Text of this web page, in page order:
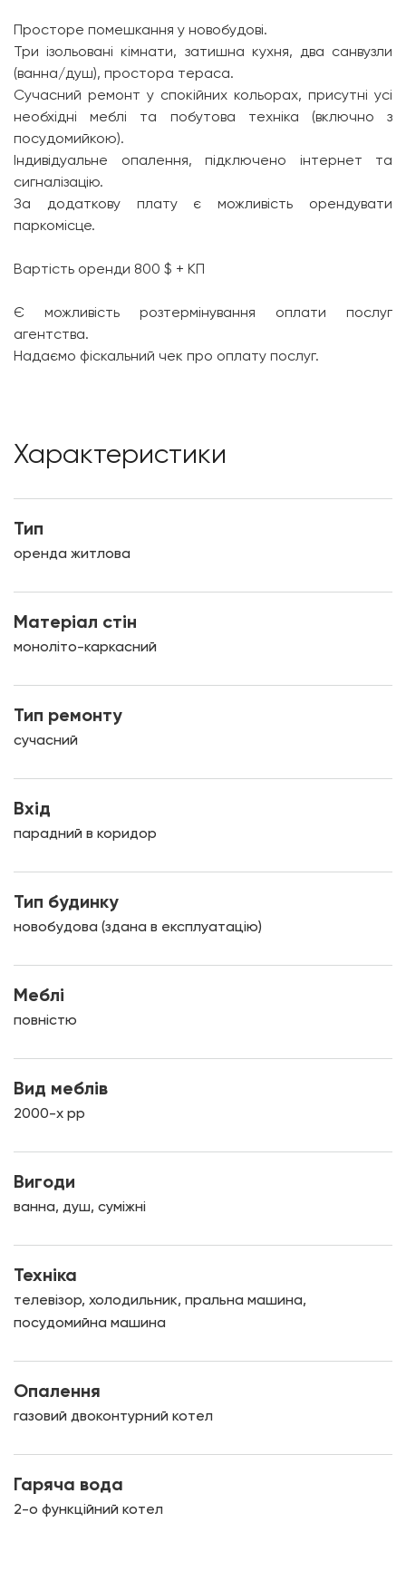
Просторе помешкання у новобудові.
Три ізольовані кімнати, затишна кухня, два санвузли
(ванна/душ), простора тераса.
Сучасний ремонт у спокійних кольорах, присутні усі
необхідні меблі та побутова техніка (включно з
посудомийкою).
Індивідуальне опалення, підключено інтернет та
сигналізацію.
За додаткову плату є можливість орендувати
паркомісце.
Вартість оренди 800 $ + КП
Є можливість розтермінування оплати послуг
агентства.
Надаємо фіскальний чек про оплату послуг.
Характеристики
Тип
оренда житлова
Матеріал стін
моноліто-каркасний
Тип ремонту
сучасний
Вхід
парадний в коридор
Тип будинку
новобудова (здана в експлуатацію)
Меблі
повністю
Вид меблів
2000-х рр
Вигоди
ванна, душ, суміжні
Техніка
телевізор, холодильник, пральна машина,
посудомийна машина
Опалення
газовий двоконтурний котел
Гаряча вода
2-о функційний котел